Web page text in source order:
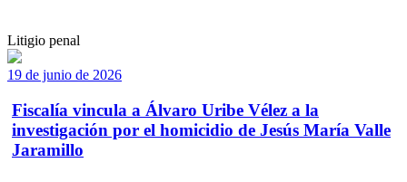
Litigio penal
19 de junio de 2026
Fiscalía vincula a Álvaro Uribe Vélez a la
investigación por el homicidio de Jesús María Valle
Jaramillo